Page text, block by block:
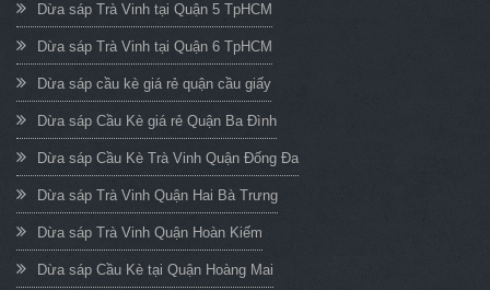
Dừa sáp Trà Vinh tại Quận 5 TpHCM
Dừa sáp Trà Vinh tại Quận 6 TpHCM
Dừa sáp cầu kè giá rẻ quận cầu giấy
Dừa sáp Cầu Kè giá rẻ Quận Ba Đình
Dừa sáp Cầu Kè Trà Vinh Quận Đống Đa
Dừa sáp Trà Vinh Quận Hai Bà Trưng
Dừa sáp Trà Vinh Quận Hoàn Kiếm
Dừa sáp Cầu Kè tại Quận Hoàng Mai